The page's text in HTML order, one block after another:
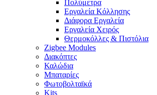
Πολύμετρα
Εργαλεία Κόλλησης
Διάφορα Εργαλεία
Εργαλεία Χειρός
Θερμοκόλλες & Πιστόλια
Zigbee Modules
Διακόπτες
Καλώδια
Μπαταρίες
Φωτοβολταϊκά
Kits